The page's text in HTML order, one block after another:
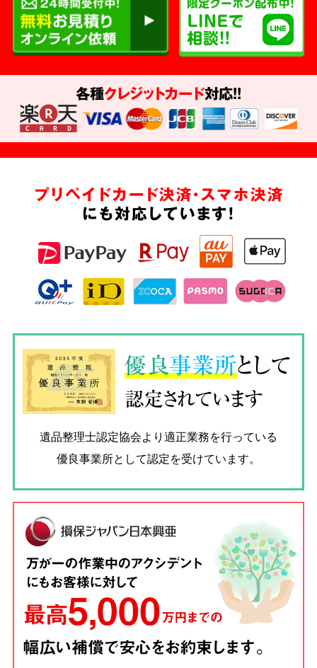
各種クレジットカード対応!!
プリペイドカード決済・スマホ決済
にも対応しています!
優良事業所として
認定されています
遺品整理士認定協会より適正業務を行っている
優良事業所として認定を受けています。